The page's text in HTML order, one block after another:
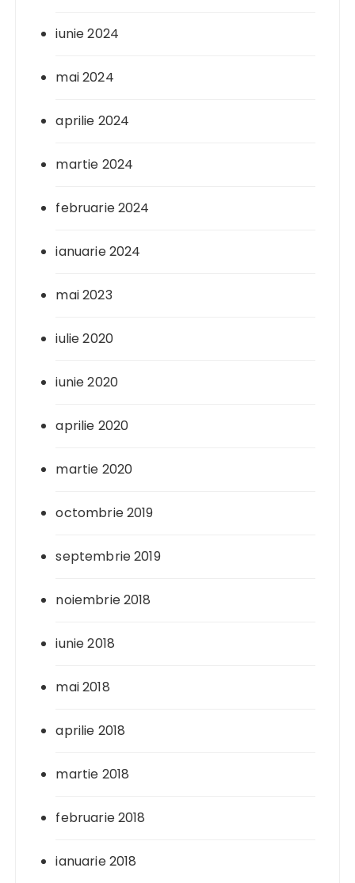
iunie 2024
mai 2024
aprilie 2024
martie 2024
februarie 2024
ianuarie 2024
mai 2023
iulie 2020
iunie 2020
aprilie 2020
martie 2020
octombrie 2019
septembrie 2019
noiembrie 2018
iunie 2018
mai 2018
aprilie 2018
martie 2018
februarie 2018
ianuarie 2018